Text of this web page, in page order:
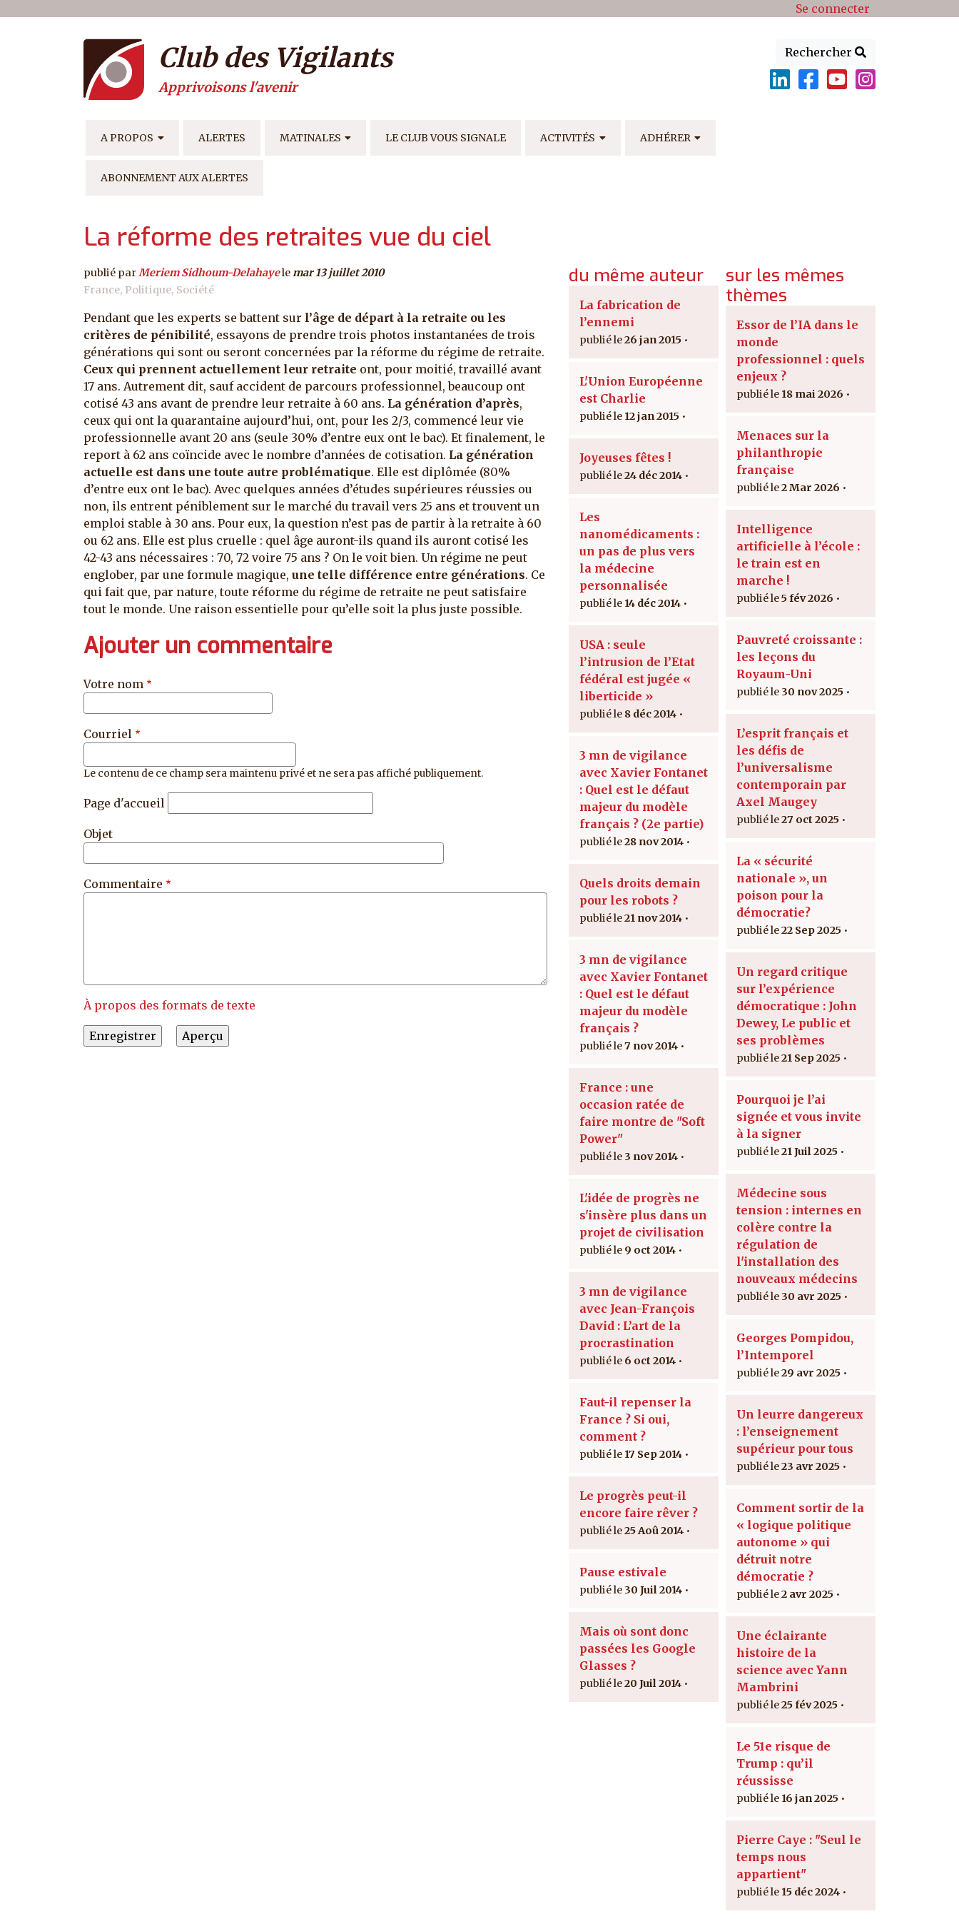
Menu du compte de l'utilisateur Se connecter
Rechercher
Club des Vigilants
Apprivoisons l'avenir
NAVIGATION PRINCIPALE
A PROPOS ALERTES MATINALES LE CLUB VOUS SIGNALE ACTIVITÉS ADHÉRER
ABONNEMENT AUX ALERTES
La réforme des retraites vue du ciel
publié par Meriem Sidhoum-Delahayele mar 13 juillet 2010
France Politique Société
Pendant que les experts se battent sur l’âge de départ à la retraite ou les
critères de pénibilité, essayons de prendre trois photos instantanées de trois
générations qui sont ou seront concernées par la réforme du régime de retraite.
Ceux qui prennent actuellement leur retraite ont, pour moitié, travaillé avant
17 ans. Autrement dit, sauf accident de parcours professionnel, beaucoup ont
cotisé 43 ans avant de prendre leur retraite à 60 ans. La génération d’après,
ceux qui ont la quarantaine aujourd’hui, ont, pour les 2/3, commencé leur vie
professionnelle avant 20 ans (seule 30% d’entre eux ont le bac). Et finalement, le
report à 62 ans coïncide avec le nombre d’années de cotisation. La génération
actuelle est dans une toute autre problématique. Elle est diplômée (80%
d’entre eux ont le bac). Avec quelques années d’études supérieures réussies ou
non, ils entrent péniblement sur le marché du travail vers 25 ans et trouvent un
emploi stable à 30 ans. Pour eux, la question n’est pas de partir à la retraite à 60
ou 62 ans. Elle est plus cruelle : quel âge auront-ils quand ils auront cotisé les
42-43 ans nécessaires : 70, 72 voire 75 ans ? On le voit bien. Un régime ne peut
englober, par une formule magique, une telle différence entre générations. Ce
qui fait que, par nature, toute réforme du régime de retraite ne peut satisfaire
tout le monde. Une raison essentielle pour qu’elle soit la plus juste possible.
Ajouter un commentaire
Votre nom
Courriel
Le contenu de ce champ sera maintenu privé et ne sera pas affiché publiquement.
Page d'accueil
Objet
Commentaire
À propos des formats de texte
du même auteur
La fabrication de
l’ennemi
26 jan 2015
L'Union Européenne
est Charlie
12 jan 2015
Joyeuses fêtes !
24 déc 2014
Les
nanomédicaments :
un pas de plus vers
la médecine
personnalisée
14 déc 2014
USA : seule
l’intrusion de l’Etat
fédéral est jugée «
liberticide »
8 déc 2014
3 mn de vigilance
avec Xavier Fontanet
: Quel est le défaut
majeur du modèle
français ? (2e partie)
28 nov 2014
Quels droits demain
pour les robots ?
21 nov 2014
3 mn de vigilance
avec Xavier Fontanet
: Quel est le défaut
majeur du modèle
français ?
7 nov 2014
France : une
occasion ratée de
faire montre de "Soft
Power"
3 nov 2014
L'idée de progrès ne
s'insère plus dans un
projet de civilisation
9 oct 2014
3 mn de vigilance
avec Jean-François
David : L’art de la
procrastination
6 oct 2014
Faut-il repenser la
France ? Si oui,
comment ?
17 Sep 2014
Le progrès peut-il
encore faire rêver ?
25 Aoû 2014
Pause estivale
30 Juil 2014
Mais où sont donc
passées les Google
Glasses ?
20 Juil 2014
sur les mêmes
thèmes
Essor de l’IA dans le
monde
professionnel : quels
enjeux ?
18 mai 2026
Menaces sur la
philanthropie
française
2 Mar 2026
Intelligence
artificielle à l’école :
le train est en
marche !
5 fév 2026
Pauvreté croissante :
les leçons du
Royaum-Uni
30 nov 2025
L’esprit français et
les défis de
l’universalisme
contemporain par
Axel Maugey
27 oct 2025
La « sécurité
nationale », un
poison pour la
démocratie?
22 Sep 2025
Un regard critique
sur l’expérience
démocratique : John
Dewey, Le public et
ses problèmes
21 Sep 2025
Pourquoi je l’ai
signée et vous invite
à la signer
21 Juil 2025
Médecine sous
tension : internes en
colère contre la
régulation de
l'installation des
nouveaux médecins
30 avr 2025
Georges Pompidou,
l’Intemporel
29 avr 2025
Un leurre dangereux
: l’enseignement
supérieur pour tous
23 avr 2025
Comment sortir de la
« logique politique
autonome » qui
détruit notre
démocratie ?
2 avr 2025
Une éclairante
histoire de la
science avec Yann
Mambrini
25 fév 2025
Le 51e risque de
Trump : qu’il
réussisse
16 jan 2025
Pierre Caye : "Seul le
temps nous
appartient"
15 déc 2024